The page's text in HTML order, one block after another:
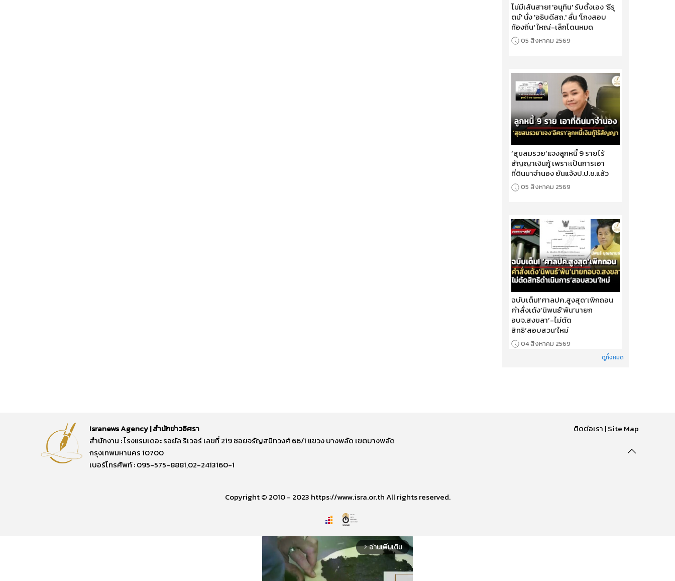
ไม่มีเส้นสาย! 'อนุทิน' รับตั้งเอง 'ธีรุ
ตม์' นั่ง 'อธิบดีสถ.' ลั่น 'โกงสอบ
ท้องถิ่น' ใหญ่-เล็กโดนหมด
05 สิงหาคม 2569
‘สุขสมรวย’แจงลูกหนี้ 9 รายไร้
สัญญาเงินกู้ เพราะเป็นการเอา
ที่ดินมาจำนอง ยันแจ้งป.ป.ช.แล้ว
05 สิงหาคม 2569
ฉบับเต็ม!‘ศาลปค.สูงสุด’เพิกถอน
คำสั่งเด้ง‘นิพนธ์’พ้น‘นายก
อบจ.สงขลา’-ไม่ตัด
สิทธิ‘สอบสวน’ใหม่
04 สิงหาคม 2569
ดูทั้งหมด
Isranews Agency | สำนักข่าวอิศรา
สำนักงาน : โรงแรมเดอะ รอยัล ริเวอร์ เลขที่ 219 ซอยจรัญสนิทวงศ์ 66/1 แขวง บางพลัด เขตบางพลัด
กรุงเทพมหานคร 10700
เบอร์โทรศัพท์ : 095-575-8881,02-2413160-1
ติดต่อเรา |Site Map
Copyright © 2010 - 2023 https://www.isra.or.th All rights reserved.
arrow_forward_ios อ่านเพิ่มเติม